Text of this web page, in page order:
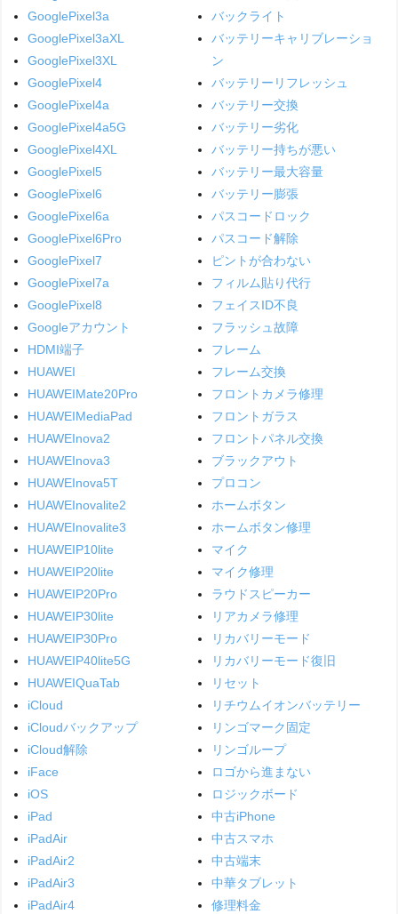
GooglePixel3a
GooglePixel3aXL
GooglePixel3XL
GooglePixel4
GooglePixel4a
GooglePixel4a5G
GooglePixel4XL
GooglePixel5
GooglePixel6
GooglePixel6a
GooglePixel6Pro
GooglePixel7
GooglePixel7a
GooglePixel8
Googleアカウント
HDMI端子
HUAWEI
HUAWEIMate20Pro
HUAWEIMediaPad
HUAWEInova2
HUAWEInova3
HUAWEInova5T
HUAWEInovalite2
HUAWEInovalite3
HUAWEIP10lite
HUAWEIP20lite
HUAWEIP20Pro
HUAWEIP30lite
HUAWEIP30Pro
HUAWEIP40lite5G
HUAWEIQuaTab
iCloud
iCloudバックアップ
iCloud解除
iFace
iOS
iPad
iPadAir
iPadAir2
iPadAir3
iPadAir4
バックライト
バッテリーキャリブレーショ
ン
バッテリーリフレッシュ
バッテリー交換
バッテリー劣化
バッテリー持ちが悪い
バッテリー最大容量
バッテリー膨張
パスコードロック
パスコード解除
ピントが合わない
フィルム貼り代行
フェイスID不良
フラッシュ故障
フレーム
フレーム交換
フロントカメラ修理
フロントガラス
フロントパネル交換
ブラックアウト
プロコン
ホームボタン
ホームボタン修理
マイク
マイク修理
ラウドスピーカー
リアカメラ修理
リカバリーモード
リカバリーモード復旧
リセット
リチウムイオンバッテリー
リンゴマーク固定
リンゴループ
ロゴから進まない
ロジックボード
中古iPhone
中古スマホ
中古端末
中華タブレット
修理料金